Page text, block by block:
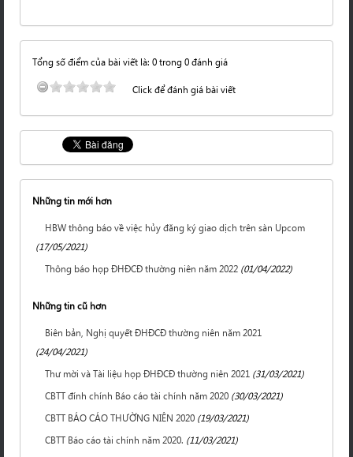
Tổng số điểm của bài viết là: 0 trong 0 đánh giá
Click để đánh giá bài viết
Những tin mới hơn
HBW thông báo về việc hủy đăng ký giao dịch trên sàn Upcom
(17/05/2021)
Thông báo họp ĐHĐCĐ thường niên năm 2022 (01/04/2022)
Những tin cũ hơn
Biên bản, Nghị quyết ĐHĐCĐ thường niên năm 2021
(24/04/2021)
Thư mời và Tài liệu họp ĐHĐCĐ thường niên 2021 (31/03/2021)
CBTT đính chính Báo cáo tài chính năm 2020 (30/03/2021)
CBTT BÁO CÁO THƯỜNG NIÊN 2020 (19/03/2021)
CBTT Báo cáo tài chính năm 2020. (11/03/2021)